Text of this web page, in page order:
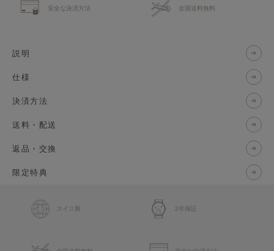
安全な決済方法 全国送料無料
説明
仕様
決済方法
送料・配送
返品・交換
限定特典
スイス製 2年保証